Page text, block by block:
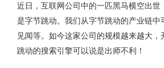
近日，互联网公司中的一匹黑马横空出
是字节跳动。我们从字节跳动的产业链
见闻等。如今这家公司的规模越来越大
跳动的搜索引擎可以说是出师不利！